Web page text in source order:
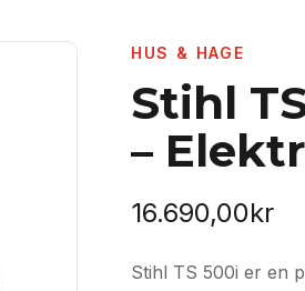
HUS & HAGE
Stihl
–
16.690,00kr
Stihl TS 500i er en